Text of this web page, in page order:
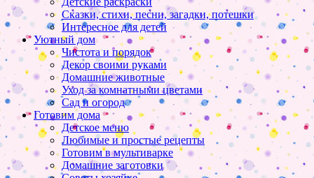
Сказки, стихи, песни, загадки, потешки
Интересное для детей
Уютный дом
Чистота и порядок
Декор своими руками
Домашние животные
Уход за комнатными цветами
Сад и огород
Готовим дома
Детское меню
Любимые и простые рецепты
Готовим в мультиварке
Домашние заготовки